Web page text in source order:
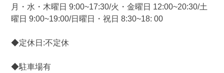
月・水・木曜日 9:00~17:30/火・金曜日 12:00~20:30/土
曜日 9:00~19:00/日曜日・祝日 8:30~18: 00
◆定休日:不定休
◆駐車場有